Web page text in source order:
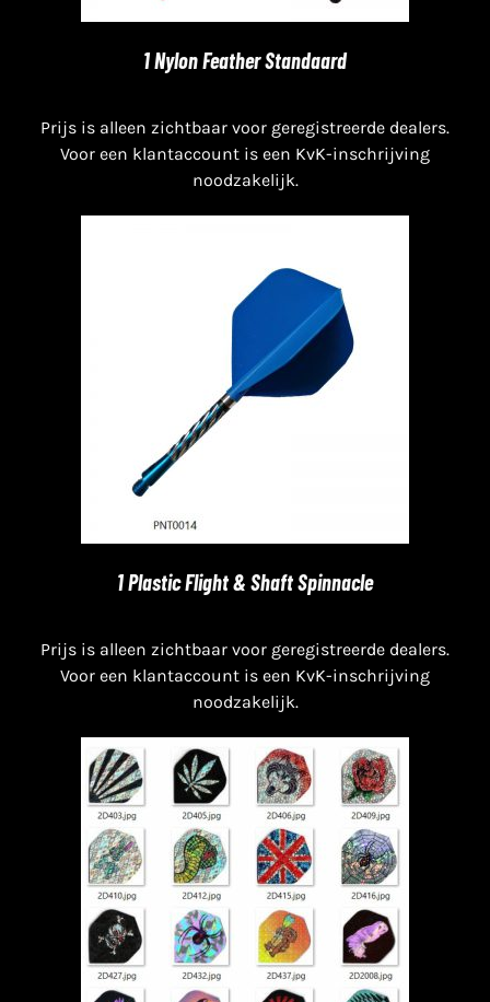
1 Nylon Feather Standaard
Prijs is alleen zichtbaar voor geregistreerde dealers.
Voor een klantaccount is een KvK-inschrijving
noodzakelijk.
1 Plastic Flight & Shaft Spinnacle
Prijs is alleen zichtbaar voor geregistreerde dealers.
Voor een klantaccount is een KvK-inschrijving
noodzakelijk.